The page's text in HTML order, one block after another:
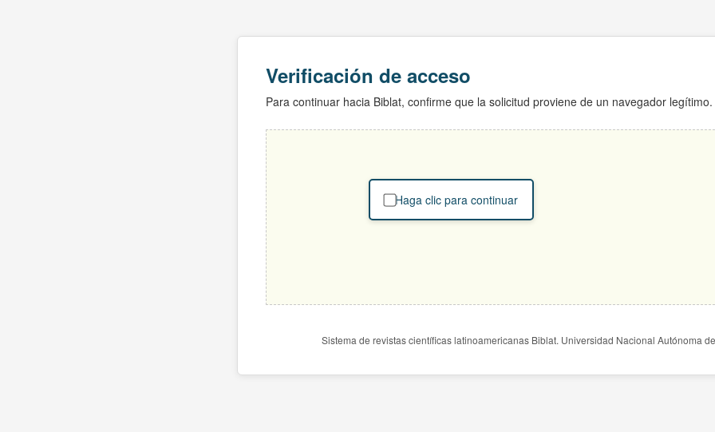
Verificación de acceso
Para continuar hacia Biblat, confirme que la solicitud proviene de un navegador legítimo.
Haga clic para continuar
Sistema de revistas científicas latinoamericanas Biblat. Universidad Nacional Autónoma